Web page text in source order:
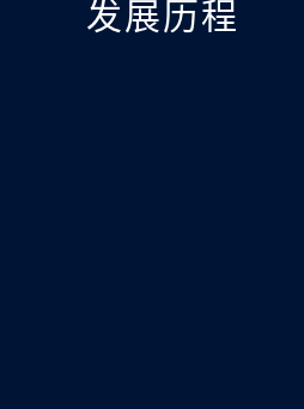
发展历程